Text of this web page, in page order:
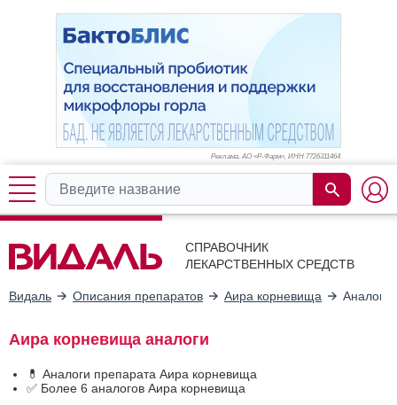
Реклама. АО «Р-Фарм», ИНН 7726311464
СПРАВОЧНИК
ЛЕКАРСТВЕННЫХ СРЕДСТВ
Видаль Описания препаратов Аира корневища Аналоги
Аира корневища аналоги
💊 Аналоги препарата Аира корневища
✅ Более 6 аналогов Аира корневища